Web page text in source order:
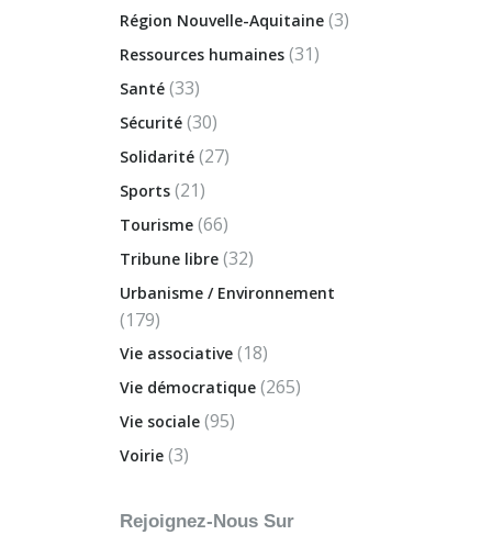
Région Nouvelle-Aquitaine (3)
Ressources humaines (31)
Santé (33)
Sécurité (30)
Solidarité (27)
Sports (21)
Tourisme (66)
Tribune libre (32)
Urbanisme / Environnement
(179)
Vie associative (18)
Vie démocratique (265)
Vie sociale (95)
Voirie (3)
Rejoignez-Nous Sur